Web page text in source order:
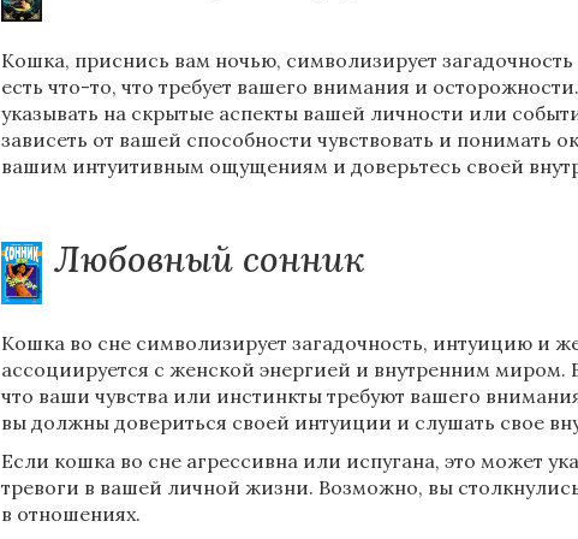
Кошка, приснись вам ночью, символизирует
есть что-то, что требует вашего внимания и
указывать на скрытые аспекты вашей личности или
зависеть от вашей способности чувствовать и
вашим интуитивным ощущениям и доверьтесь своей
Любовный сонник
Кошка во сне символизирует загадочность, интуицию и
ассоциируется с женской энергией и внутренним миром.
что ваши чувства или инстинкты требуют вашего
вы должны довериться своей интуиции и слушать свое
Если кошка во сне агрессивна или испугана, это может
тревоги в вашей личной жизни. Возможно, вы
в отношениях.